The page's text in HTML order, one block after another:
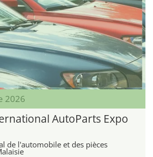
2026
AutoParts Expo
de l'automobile et des pièces